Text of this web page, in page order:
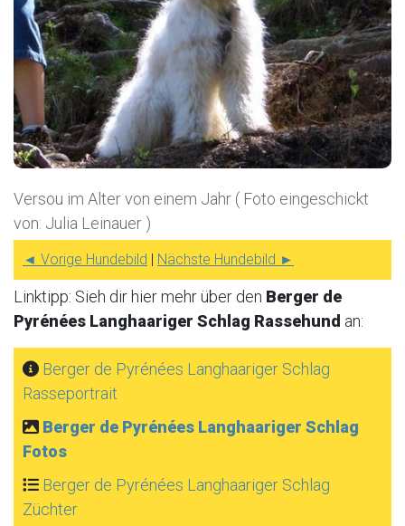
Versou im Alter von einem Jahr ( Foto eingeschickt
von: Julia Leinauer )
◄ Vorige Hundebild | Nächste Hundebild ►
Linktipp: Sieh dir hier mehr über den Berger de
Pyrénées Langhaariger Schlag Rassehund an:
Berger de Pyrénées Langhaariger Schlag
Rasseportrait
Berger de Pyrénées Langhaariger Schlag
Fotos
Berger de Pyrénées Langhaariger Schlag
Züchter